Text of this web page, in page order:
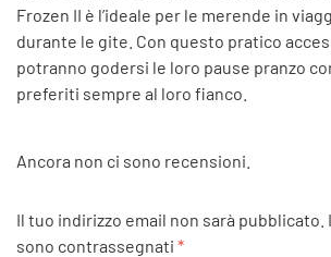
Frozen II è l’ideale per le merende in
durante le gite. Con questo pratico
potranno godersi le loro pause pranzo
preferiti sempre al loro fianco.
Ancora non ci sono recensioni.
Il tuo indirizzo email non sarà pubblicato.
sono contrassegnati *